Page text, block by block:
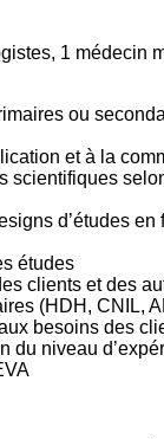
1 médecin
ou
et à la
scientifiques
d’études
études
clients et des
(HDH, CNIL,
besoins des
du niveau